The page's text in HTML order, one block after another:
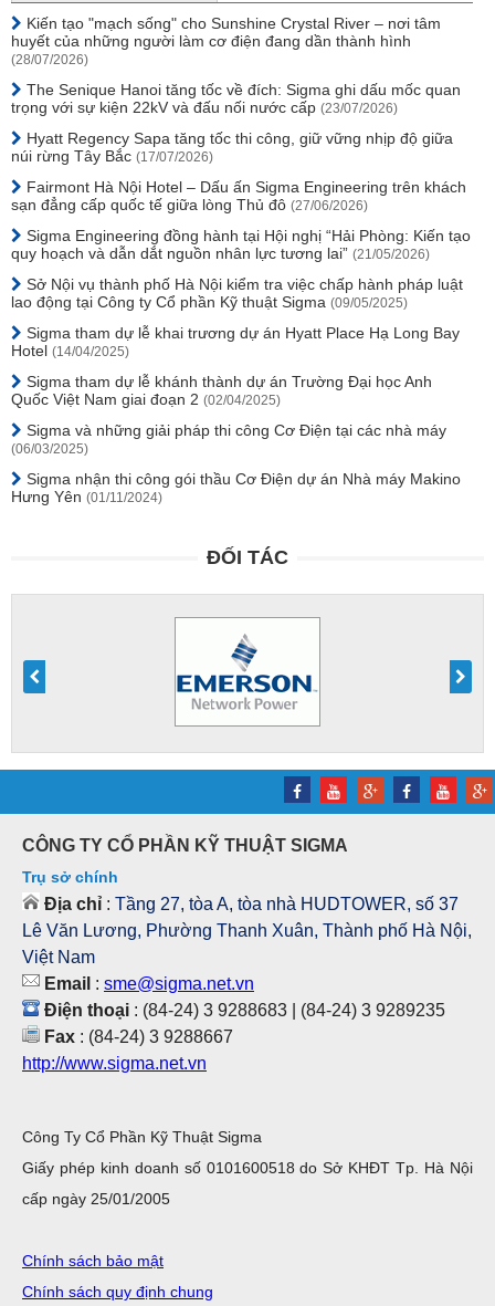
Kiến tạo "mạch sống" cho Sunshine Crystal River – nơi tâm
huyết của những người làm cơ điện đang dần thành hình
(28/07/2026)
The Senique Hanoi tăng tốc về đích: Sigma ghi dấu mốc quan
trọng với sự kiện 22kV và đấu nối nước cấp (23/07/2026)
Hyatt Regency Sapa tăng tốc thi công, giữ vững nhịp độ giữa
núi rừng Tây Bắc (17/07/2026)
Fairmont Hà Nội Hotel – Dấu ấn Sigma Engineering trên khách
sạn đẳng cấp quốc tế giữa lòng Thủ đô (27/06/2026)
Sigma Engineering đồng hành tại Hội nghị “Hải Phòng: Kiến tạo
quy hoạch và dẫn dắt nguồn nhân lực tương lai” (21/05/2026)
Sở Nội vụ thành phố Hà Nội kiểm tra việc chấp hành pháp luật
lao động tại Công ty Cổ phần Kỹ thuật Sigma (09/05/2025)
Sigma tham dự lễ khai trương dự án Hyatt Place Hạ Long Bay
Hotel (14/04/2025)
Sigma tham dự lễ khánh thành dự án Trường Đại học Anh
Quốc Việt Nam giai đoạn 2 (02/04/2025)
Sigma và những giải pháp thi công Cơ Điện tại các nhà máy
(06/03/2025)
Sigma nhận thi công gói thầu Cơ Điện dự án Nhà máy Makino
Hưng Yên (01/11/2024)
ĐỐI TÁC
CÔNG TY CỔ PHẦN KỸ THUẬT SIGMA
Trụ sở chính
Địa chỉ : Tầng 27, tòa A, tòa nhà HUDTOWER, số 37
Lê Văn Lương, Phường Thanh Xuân, Thành phố Hà Nội,
Việt Nam
Email : sme@sigma.net.vn
Điện thoại : (84-24) 3 9288683 | (84-24) 3 9289235
Fax : (84-24) 3 9288667
http://www.sigma.net.vn
Công Ty Cổ Phần Kỹ Thuật Sigma
Giấy phép kinh doanh số 0101600518 do Sở KHĐT Tp. Hà Nội
cấp ngày 25/01/2005
Chính sách bảo mật
Chính sách quy định chung